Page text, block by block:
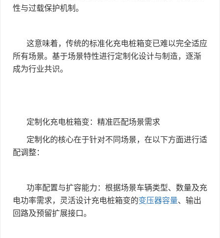
性与过载保护机制。
这意味着，传统的标准化充电桩箱变已难以完全适应
所有场景。基于场景特性进行定制化设计与制造，逐渐
成为行业共识。
定制化充电桩箱变：精准匹配场景需求
定制化的核心在于针对不同场景，在以下方面进行适
配调整：
功率配置与扩容能力：根据场景车辆类型、数量及充
电功率需求，灵活设计充电桩箱变的变压器容量、输出
回路及预留扩展接口。